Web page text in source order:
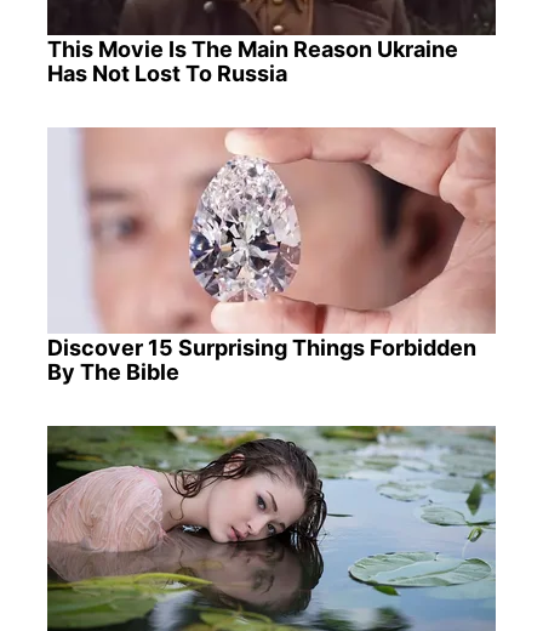
This Movie Is The Main Reason Ukraine
Has Not Lost To Russia
Discover 15 Surprising Things Forbidden
By The Bible